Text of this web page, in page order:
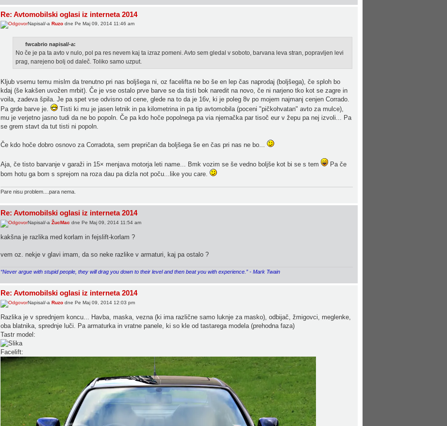
Re: Avtomobilski oglasi iz interneta 2014
Napisal/-a Ruzodne Pe Maj 09, 2014 11:46 am
fwcabrio napisal/-a:
No če je pa ta avto v nulo, pol pa res nevem kaj ta izraz pomeni. Avto sem gledal v soboto, barvana leva stran, popravljen levi
prag, narejeno bolj od daleč. Toliko samo uzput.
Kljub vsemu temu mislm da trenutno pri nas boljšega ni, oz facelifta ne bo še en lep čas naprodaj (boljšega), če sploh bo
kdaj (še kakšen uvožen mrbit). Če je vse ostalo prve barve se da tisti bok naredit na novo, če ni narjeno tko kot se zagre in
voila, zadeva špila. Je pa spet vse odvisno od cene, glede na to da je 16v, ki je poleg 8v po mojem najmanj cenjen Corrado.
Pa grde barve je.
Tisti ki mu je jasen letnik in pa kilometrina in pa tip avtomobila (poceni "pičkohvatan" avto za mulce),
mu je verjetno jasno tudi da ne bo popoln. Če pa kdo hoče popolnega pa via njemačka par tisoč eur v žepu pa nej izvoli... Pa
se grem stavt da tut tisti ni popoln.
Če kdo hoče dobro osnovo za Corradota, sem prepričan da boljšega še en čas pri nas ne bo...
Aja, če tisto barvanje v garaži in 15× menjava motorja leti name... Bmk vozim se še vedno boljše kot bi se s tem
Pa če
bom hotu ga bom s sprejom na roza dau pa dizla not poču...like you care.
Pare nisu problem....para nema.
Re: Avtomobilski oglasi iz interneta 2014
Napisal/-a ŽucMac dne Pe Maj 09, 2014 11:54 am
kakšna je razlika med korlam in fejslift-korlam ?
vem oz. nekje v glavi imam, da so neke razlike v armaturi, kaj pa ostalo ?
“Never argue with stupid people, they will drag you down to their level and then beat you with experience.” - Mark Twain
Re: Avtomobilski oglasi iz interneta 2014
Napisal/-a Ruzodne Pe Maj 09, 2014 12:03 pm
Razlika je v sprednjem koncu... Havba, maska, vezna (ki ima različne samo luknje za masko), odbijač, žmigovci, meglenke,
oba blatnika, sprednje luči. Pa armaturka in vratne panele, ki so kle od tastarega modela (prehodna faza)
Tastr model:
Facelift: